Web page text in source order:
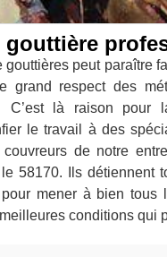
gouttière
gouttières peut paraître
grand respect des
C’est là raison pour
le travail à des
de notre
58170. Ils détiennent
mener à bien tous
conditions qui